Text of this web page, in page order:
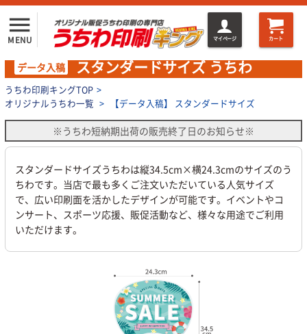
menu
MENU マイページ カート
データ入稿 スタンダードサイズ うちわ
うちわ印刷キングTOP >
オリジナルうちわ一覧 > 【データ入稿】 スタンダードサイズ
※うちわ短納期出荷の販売終了日のお知らせ※
スタンダードサイズうちわは縦34.5cm×横24.3cmのサイズのう
ちわです。当店で最も多くご注文いただいている人気サイズ
で、広い印刷面を活かしたデザインが可能です。イベントやコ
ンサート、スポーツ応援、販促活動など、様々な用途でご利用
いただけます。